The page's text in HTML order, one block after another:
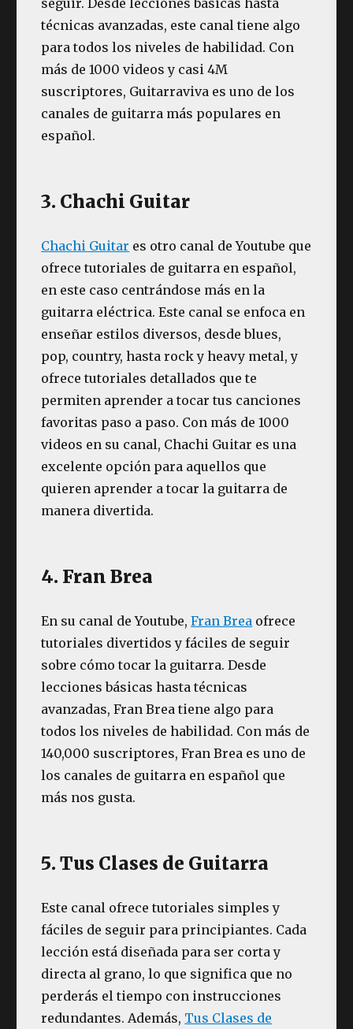
seguir. Desde lecciones básicas hasta
técnicas avanzadas, este canal tiene algo
para todos los niveles de habilidad. Con
más de 1000 videos y casi 4M
suscriptores, Guitarraviva es uno de los
canales de guitarra más populares en
español.
3. Chachi Guitar
Chachi Guitar es otro canal de Youtube que
ofrece tutoriales de guitarra en español,
en este caso centrándose más en la
guitarra eléctrica. Este canal se enfoca en
enseñar estilos diversos, desde blues,
pop, country, hasta rock y heavy metal, y
ofrece tutoriales detallados que te
permiten aprender a tocar tus canciones
favoritas paso a paso. Con más de 1000
videos en su canal, Chachi Guitar es una
excelente opción para aquellos que
quieren aprender a tocar la guitarra de
manera divertida.
4. Fran Brea
En su canal de Youtube,Fran Brea ofrece
tutoriales divertidos y fáciles de seguir
sobre cómo tocar la guitarra. Desde
lecciones básicas hasta técnicas
avanzadas, Fran Brea tiene algo para
todos los niveles de habilidad. Con más de
140,000 suscriptores, Fran Brea es uno de
los canales de guitarra en español que
más nos gusta.
5. Tus Clases de Guitarra
Este canal ofrece tutoriales simples y
fáciles de seguir para principiantes. Cada
lección está diseñada para ser corta y
directa al grano, lo que significa que no
perderás el tiempo con instrucciones
redundantes. Además, Tus Clases de